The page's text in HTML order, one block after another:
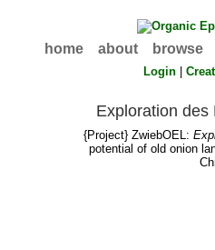
home about browse
Login |
Exploration des
{Project} ZwiebOEL:
potential of old onion